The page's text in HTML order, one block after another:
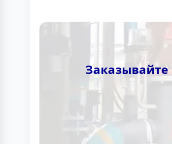
Заказывайте